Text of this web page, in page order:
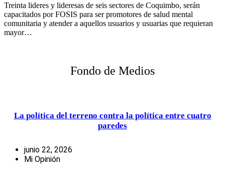
Treinta lideres y lideresas de seis sectores de Coquimbo, serán
capacitados por FOSIS para ser promotores de salud mental
comunitaria y atender a aquellos usuarios y usuarias que requieran
mayor…
Fondo de Medios
La política del terreno contra la política entre cuatro
paredes
junio 22, 2026
Mi Opinión